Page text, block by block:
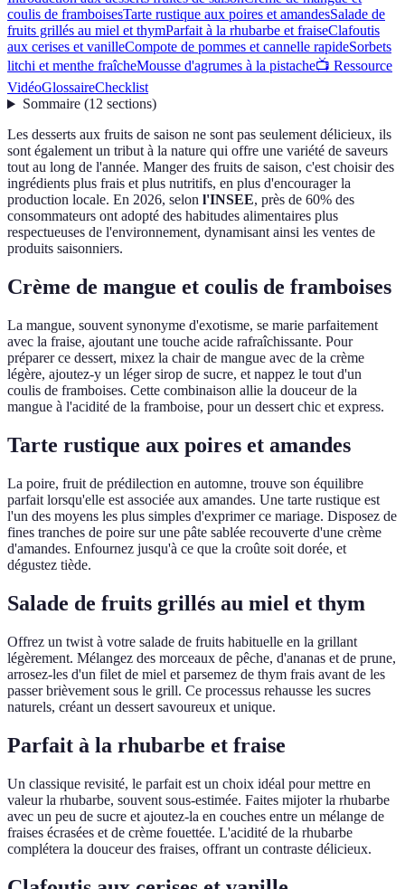
coulis de framboisesTarte rustique aux poires et amandesSalade de
fruits grillés au miel et thymParfait à la rhubarbe et fraiseClafoutis
aux cerises et vanilleCompote de pommes et cannelle rapideSorbets
litchi et menthe fraîcheMousse d'agrumes à la pistache📺 Ressource
VidéoGlossaireChecklist
Sommaire(12 sections)
Les desserts aux fruits de saison ne sont pas seulement délicieux, ils
sont également un tribut à la nature qui offre une variété de saveurs
tout au long de l'année. Manger des fruits de saison, c'est choisir des
ingrédients plus frais et plus nutritifs, en plus d'encourager la
production locale. En 2026, selon l'INSEE, près de 60% des
consommateurs ont adopté des habitudes alimentaires plus
respectueuses de l'environnement, dynamisant ainsi les ventes de
produits saisonniers.
Crème de mangue et coulis de framboises
La mangue, souvent synonyme d'exotisme, se marie parfaitement
avec la fraise, ajoutant une touche acide rafraîchissante. Pour
préparer ce dessert, mixez la chair de mangue avec de la crème
légère, ajoutez-y un léger sirop de sucre, et nappez le tout d'un
coulis de framboises. Cette combinaison allie la douceur de la
mangue à l'acidité de la framboise, pour un dessert chic et express.
Tarte rustique aux poires et amandes
La poire, fruit de prédilection en automne, trouve son équilibre
parfait lorsqu'elle est associée aux amandes. Une tarte rustique est
l'un des moyens les plus simples d'exprimer ce mariage. Disposez de
fines tranches de poire sur une pâte sablée recouverte d'une crème
d'amandes. Enfournez jusqu'à ce que la croûte soit dorée, et
dégustez tiède.
Salade de fruits grillés au miel et thym
Offrez un twist à votre salade de fruits habituelle en la grillant
légèrement. Mélangez des morceaux de pêche, d'ananas et de prune,
arrosez-les d'un filet de miel et parsemez de thym frais avant de les
passer brièvement sous le grill. Ce processus rehausse les sucres
naturels, créant un dessert savoureux et unique.
Parfait à la rhubarbe et fraise
Un classique revisité, le parfait est un choix idéal pour mettre en
valeur la rhubarbe, souvent sous-estimée. Faites mijoter la rhubarbe
avec un peu de sucre et ajoutez-la en couches entre un mélange de
fraises écrasées et de crème fouettée. L'acidité de la rhubarbe
complétera la douceur des fraises, offrant un contraste délicieux.